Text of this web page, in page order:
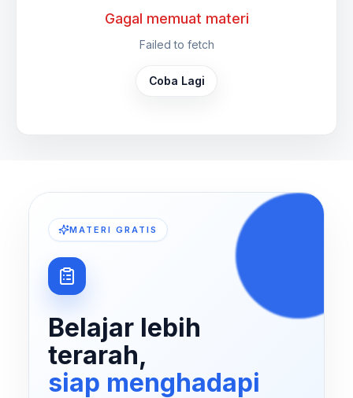
Gagal memuat materi
Failed to fetch
Coba Lagi
MATERI GRATIS
Belajar lebih
terarah,
siap menghadapi